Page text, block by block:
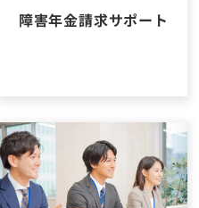
障害年金請求サポート